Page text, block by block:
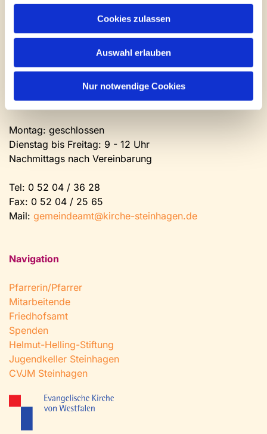
Cookies zulassen
Auswahl erlauben
Nur notwendige Cookies
Brockhagener Straße 28 | 33803 Steinhagen
0 52 04 / 36 28
Mail:gemeindeamt@kirche-steinhagen.de
Newsletter abonnieren
Kontakt und Öffnungszeiten
Gemeinde- und Friedhofsamt
Montag: geschlossen
Dienstag bis Freitag: 9 - 12 Uhr
Nachmittags nach Vereinbarung
Tel: 0 52 04 / 36 28
Fax: 0 52 04 / 25 65
Mail: gemeindeamt@kirche-steinhagen.de
Navigation
Pfarrerin/Pfarrer
Mitarbeitende
Friedhofsamt
Spenden
Helmut-Helling-Stiftung
Jugendkeller Steinhagen
CVJM Steinhagen